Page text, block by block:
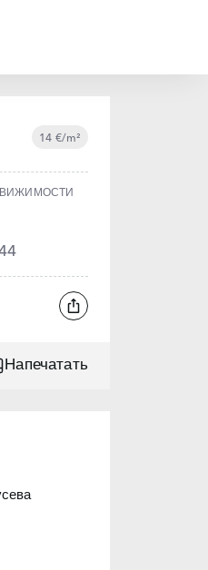
14 €/m²
Напечатать